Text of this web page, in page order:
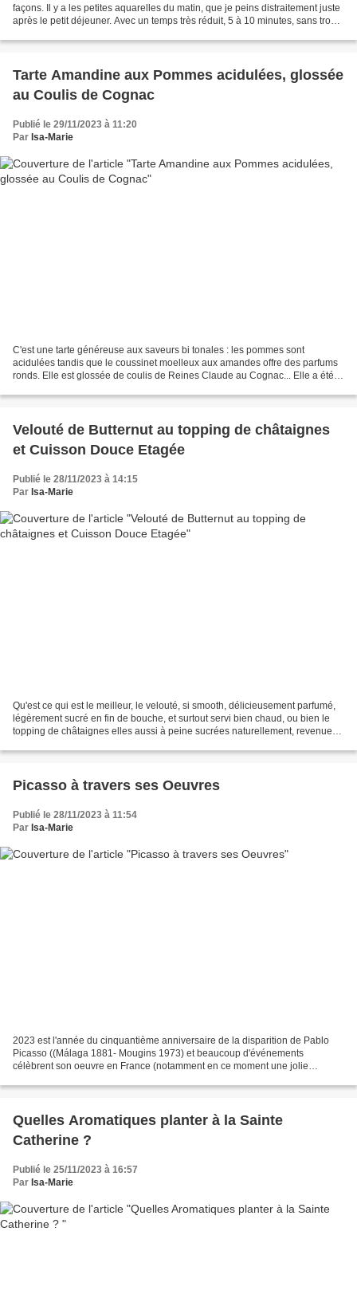
façons. Il y a les petites aquarelles du matin, que je peins distraitement juste
après le petit déjeuner. Avec un temps très réduit, 5 à 10 minutes, sans trop
Tarte Amandine aux Pommes acidulées, glossée
au Coulis de Cognac
Publié le 29/11/2023 à 11:20
Par Isa-Marie
C'est une tarte généreuse aux saveurs bi tonales : les pommes sont
acidulées tandis que le coussinet moelleux aux amandes offre des parfums
ronds. Elle est glossée de coulis de Reines Claude au Cognac... Elle a été
Velouté de Butternut au topping de châtaignes
et Cuisson Douce Etagée
Publié le 28/11/2023 à 14:15
Par Isa-Marie
Qu'est ce qui est le meilleur, le velouté, si smooth, délicieusement parfumé,
légèrement sucré en fin de bouche, et surtout servi bien chaud, ou bien le
topping de châtaignes elles aussi à peine sucrées naturellement, revenues
Picasso à travers ses Oeuvres
Publié le 28/11/2023 à 11:54
Par Isa-Marie
2023 est l'année du cinquantième anniversaire de la disparition de Pablo
Picasso ((Málaga 1881- Mougins 1973) et beaucoup d'événements
célèbrent son oeuvre en France (notamment en ce moment une jolie
Quelles Aromatiques planter à la Sainte
Catherine ?
Publié le 25/11/2023 à 16:57
Par Isa-Marie